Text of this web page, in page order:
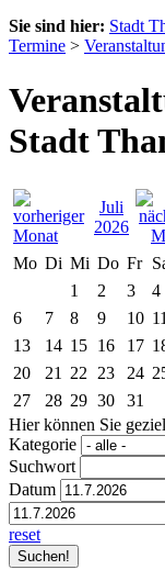
Sie sind hier: Stadt
Termine >
Stadt
Juli
2026
Mo Di Mi Do Fr
1
2 3 4
6
7 8 9 10 11
13
14 15 16 17
20
21 22 23 24
27
28 29 30
31
Hier können Sie
Kategorie
Suchwort
Datum
reset